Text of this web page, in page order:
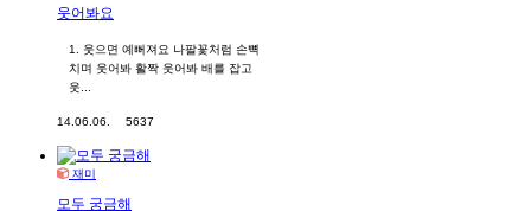
웃어봐요
1. 웃으면 예뻐져요 나팔꽃처럼 손뼉
치며 웃어봐 활짝 웃어봐 배를 잡고
웃...
14.06.06. 5637
재미
모두 궁금해